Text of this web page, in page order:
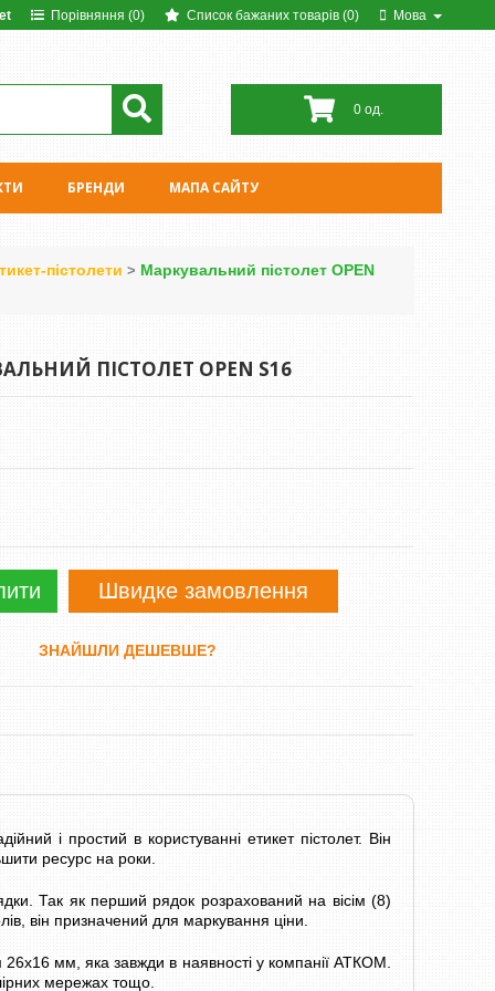
Порівняння (0) Список бажаних товарів (0) Мова
0 од.
БРЕНДИ МАПА САЙТУ
пістолети > Маркувальний пістолет OPEN
ПІСТОЛЕТ OPEN S16
Швидке замовлення
ЗНАЙШЛИ ДЕШЕВШЕ?
і простий в користуванні етикет пістолет. Він
ресурс на роки.
Так як перший рядок розрахований на вісім (8)
він призначений для маркування ціни.
26х16 мм, яка завжди в наявності у компанії АТКОМ.
мережах тощо.